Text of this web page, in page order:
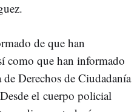
de que han
como que han informado
Derechos de Ciudadanía
el cuerpo policial